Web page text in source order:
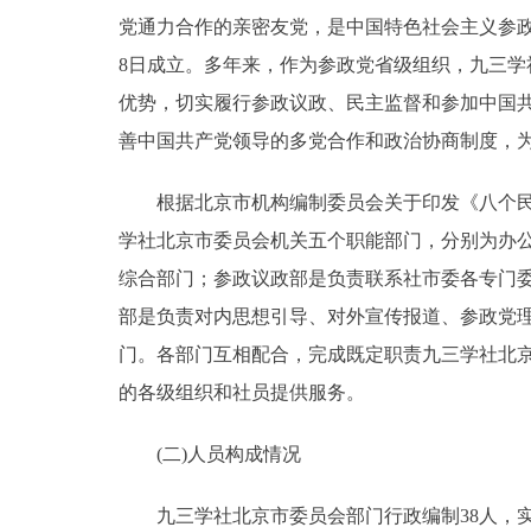
党通力合作的亲密友党，是中国特色社会主义参
8日成立。多年来，作为参政党省级组织，九三
优势，切实履行参政议政、民主监督和参加中国
善中国共产党领导的多党合作和政治协商制度，
根据北京市机构编制委员会关于印发《八个民
学社北京市委员会机关五个职能部门，分别为办
综合部门；参政议政部是负责联系社市委各专门
部是负责对内思想引导、对外宣传报道、参政党
门。各部门互相配合，完成既定职责九三学社北
的各级组织和社员提供服务。
(二)人员构成情况
九三学社北京市委员会部门行政编制38人，实